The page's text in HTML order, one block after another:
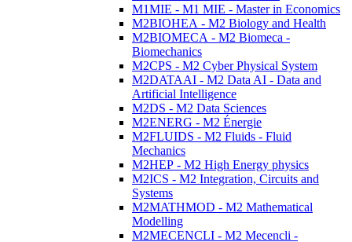
M1MIE - M1 MIE - Master in Economics
M2BIOHEA - M2 Biology and Health
M2BIOMECA - M2 Biomeca -
Biomechanics
M2CPS - M2 Cyber Physical System
M2DATAAI - M2 Data AI - Data and
Artificial Intelligence
M2DS - M2 Data Sciences
M2ENERG - M2 Énergie
M2FLUIDS - M2 Fluids - Fluid
Mechanics
M2HEP - M2 High Energy physics
M2ICS - M2 Integration, Circuits and
Systems
M2MATHMOD - M2 Mathematical
Modelling
M2MECENCLI - M2 Mecencli -